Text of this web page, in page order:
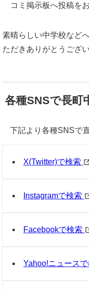
コミ掲示板へ投稿を
素晴らしい中学校など
ただきありがとうござい
各種SNSで長町
下記より各種SNSで
X(Twitter)で検索
Instagramで検索
Facebookで検索
Yahoo!ニュース